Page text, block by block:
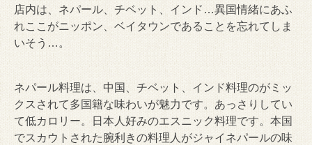
店内は、ネパール、チベット、インド…異国情緒にあふ
れここがニッポン、ベイタウンであることを忘れてしま
いそう…。
ネパール料理は、中国、チベット、インド料理のがミッ
クスされて多国籍な味わいが魅力です。あっさりしてい
て低カロリー。日本人好みのエスニック料理です。本国
でスカウトされた腕利きの料理人がジャイネパールの味